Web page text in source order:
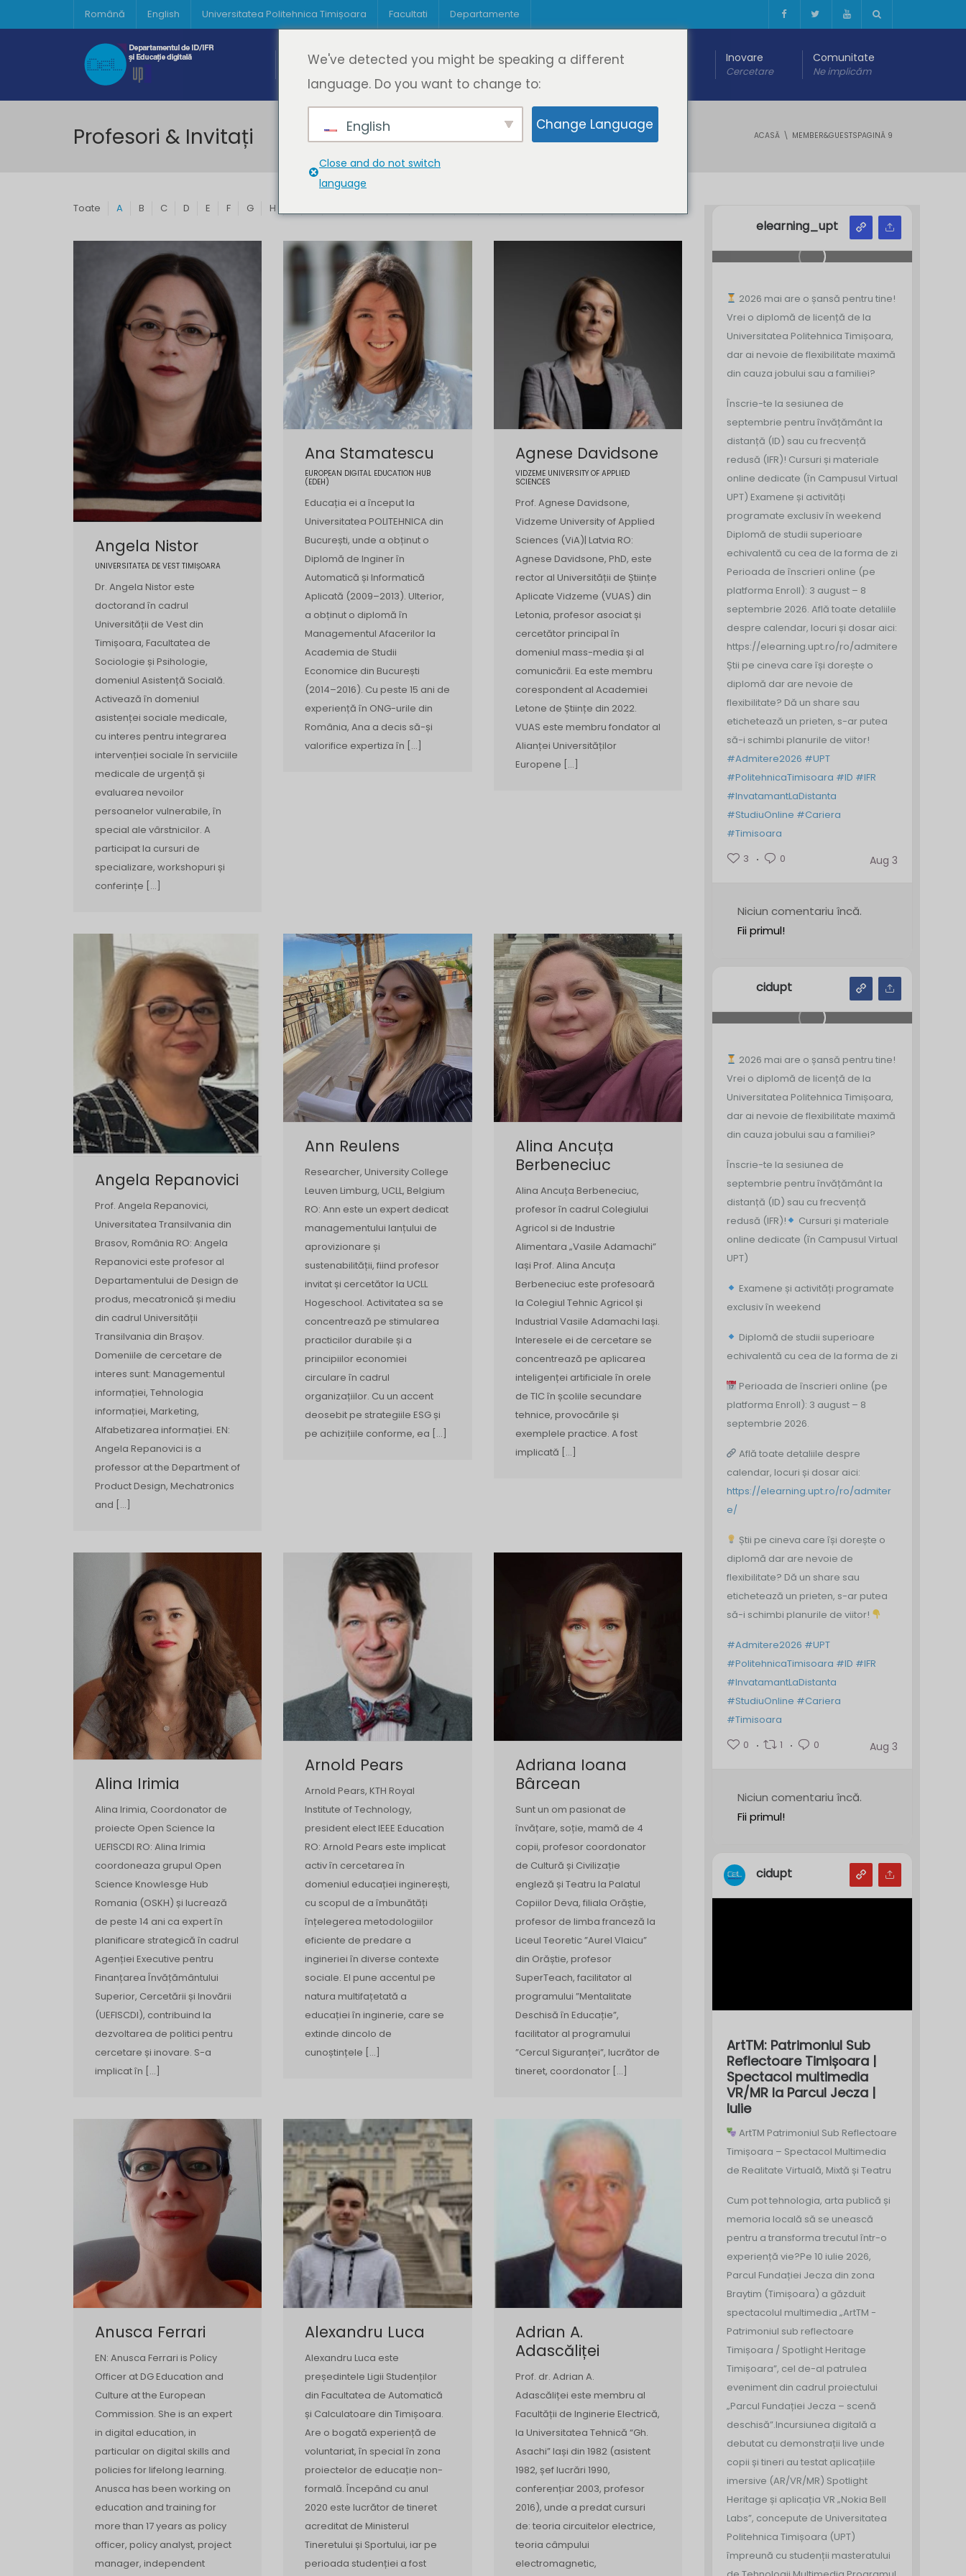
Română English Universitatea Politehnica Timișoara Facultati Departamente
Acasă Despre DeL
Cine suntem
Educație
Oferta de cursuri
Educație digitală Inovare
Cercetare
Comunitate
Ne implicăm
Profesori & Invitați ACASĂ MEMBER&GUESTSPAGINĂ 9
Toate A B C D E F G H
Angela Nistor
UNIVERSITATEA DE VEST TIMIȘOARA
Dr. Angela Nistor este
doctorand în cadrul
Universității de Vest din
Timișoara, Facultatea de
Sociologie și Psihologie,
domeniul Asistență Socială.
Activează în domeniul
asistenței sociale medicale,
cu interes pentru integrarea
intervenției sociale în serviciile
medicale de urgență și
evaluarea nevoilor
persoanelor vulnerabile, în
special ale vârstnicilor. A
participat la cursuri de
specializare, workshopuri și
conferințe […]
Ana Stamatescu
EUROPEAN DIGITAL EDUCATION HUB
(EDEH)
Educația ei a început la
Universitatea POLITEHNICA din
București, unde a obținut o
Diplomă de Inginer în
Automatică și Informatică
Aplicată (2009–2013). Ulterior,
a obținut o diplomă în
Managementul Afacerilor la
Academia de Studii
Economice din București
(2014–2016). Cu peste 15 ani de
experiență în ONG-urile din
România, Ana a decis să-și
valorifice expertiza în […]
Agnese Davidsone
VIDZEME UNIVERSITY OF APPLIED
SCIENCES
Prof. Agnese Davidsone,
Vidzeme University of Applied
Sciences (ViA)| Latvia RO:
Agnese Davidsone, PhD, este
rector al Universității de Științe
Aplicate Vidzeme (VUAS) din
Letonia, profesor asociat și
cercetător principal în
domeniul mass-media și al
comunicării. Ea este membru
corespondent al Academiei
Letone de Științe din 2022.
VUAS este membru fondator al
Alianței Universităților
Europene […]
Angela Repanovici
Prof. Angela Repanovici,
Universitatea Transilvania din
Brasov, România RO: Angela
Repanovici este profesor al
Departamentului de Design de
produs, mecatronică și mediu
din cadrul Universității
Transilvania din Brașov.
Domeniile de cercetare de
interes sunt: Managementul
informației, Tehnologia
informației, Marketing,
Alfabetizarea informației. EN:
Angela Repanovici is a
professor at the Department of
Product Design, Mechatronics
and […]
Ann Reulens
Researcher, University College
Leuven Limburg, UCLL, Belgium
RO: Ann este un expert dedicat
managementului lanțului de
aprovizionare și
sustenabilității, fiind profesor
invitat și cercetător la UCLL
Hogeschool. Activitatea sa se
concentrează pe stimularea
practicilor durabile și a
principiilor economiei
circulare în cadrul
organizațiilor. Cu un accent
deosebit pe strategiile ESG și
pe achizițiile conforme, ea […]
Alina Ancuța
Berbeneciuc
Alina Ancuța Berbeneciuc,
profesor în cadrul Colegiului
Agricol si de Industrie
Alimentara „Vasile Adamachi”
Iași Prof. Alina Ancuța
Berbeneciuc este profesoară
la Colegiul Tehnic Agricol și
Industrial Vasile Adamachi Iași.
Interesele ei de cercetare se
concentrează pe aplicarea
inteligenței artificiale în orele
de TIC în școlile secundare
tehnice, provocările și
exemplele practice. A fost
implicată […]
Alina Irimia
Alina Irimia, Coordonator de
proiecte Open Science la
UEFISCDI RO: Alina Irimia
coordoneaza grupul Open
Science Knowlesge Hub
Romania (OSKH) și lucrează
de peste 14 ani ca expert în
planificare strategică în cadrul
Agenției Executive pentru
Finanțarea Învățământului
Superior, Cercetării și Inovării
(UEFISCDI), contribuind la
dezvoltarea de politici pentru
cercetare și inovare. S-a
implicat în […]
Arnold Pears
Arnold Pears, KTH Royal
Institute of Technology,
president elect IEEE Education
RO: Arnold Pears este implicat
activ în cercetarea în
domeniul educației inginerești,
cu scopul de a îmbunătăți
înțelegerea metodologiilor
eficiente de predare a
ingineriei în diverse contexte
sociale. El pune accentul pe
natura multifațetată a
educației în inginerie, care se
extinde dincolo de
cunoștințele […]
Adriana Ioana
Bârcean
Sunt un om pasionat de
învățare, soție, mamă de 4
copii, profesor coordonator
de Cultură și Civilizație
engleză și Teatru la Palatul
Copiilor Deva, filiala Orăștie,
profesor de limba franceză la
Liceul Teoretic ”Aurel Vlaicu”
din Orăștie, profesor
SuperTeach, facilitator al
programului ”Mentalitate
Deschisă în Educație”,
facilitator al programului
”Cercul Siguranței”, lucrător de
tineret, coordonator […]
Anusca Ferrari
EN: Anusca Ferrari is Policy
Officer at DG Education and
Culture at the European
Commission. She is an expert
in digital education, in
particular on digital skills and
policies for lifelong learning.
Anusca has been working on
education and training for
more than 17 years as policy
officer, policy analyst, project
manager, independent
Alexandru Luca
Alexandru Luca este
președintele Ligii Studenților
din Facultatea de Automatică
și Calculatoare din Timișoara.
Are o bogată experiență de
voluntariat, în special în zona
proiectelor de educație non-
formală. Începând cu anul
2020 este lucrător de tineret
acreditat de Ministerul
Tineretului și Sportului, iar pe
perioada studenției a fost
Adrian A.
Adascăliței
Prof. dr. Adrian A.
Adascăliței este membru al
Facultății de Inginerie Electrică,
la Universitatea Tehnică “Gh.
Asachi” Iași din 1982 (asistent
1982, șef lucrări 1990,
conferențiar 2003, profesor
2016), unde a predat cursuri
de: teoria circuitelor electrice,
teoria câmpului
electromagnetic,
elearning_upt
2026 mai are o șansă pentru tine!
Vrei o diplomă de licență de la
Universitatea Politehnica Timișoara,
dar ai nevoie de flexibilitate maximă
din cauza jobului sau a familiei?
Înscrie-te la sesiunea de
septembrie pentru învățământ la
distanță (ID) sau cu frecvență
redusă (IFR)! Cursuri și materiale
online dedicate (în Campusul Virtual
UPT) Examene și activități
programate exclusiv în weekend
Diplomă de studii superioare
echivalentă cu cea de la forma de zi
Perioada de înscrieri online (pe
platforma Enroll): 3 august – 8
septembrie 2026. Află toate detaliile
despre calendar, locuri și dosar aici:
https://elearning.upt.ro/ro/admitere/
Știi pe cineva care își dorește o
diplomă dar are nevoie de
flexibilitate? Dă un share sau
etichetează un prieten, s-ar putea
să-i schimbi planurile de viitor!
#Admitere2026 #UPT
#PolitehnicaTimisoara #ID #IFR
#InvatamantLaDistanta
#StudiuOnline #Cariera
#Timisoara
3
0 Aug 3
Niciun comentariu încă.
Fii primul!
cidupt
2026 mai are o șansă pentru tine!
Vrei o diplomă de licență de la
Universitatea Politehnica Timișoara,
dar ai nevoie de flexibilitate maximă
din cauza jobului sau a familiei?
Înscrie-te la sesiunea de
septembrie pentru învățământ la
distanță (ID) sau cu frecvență
redusă (IFR)!
Cursuri și materiale
online dedicate (în Campusul Virtual
UPT)
Examene și activități programate
exclusiv în weekend
Diplomă de studii superioare
echivalentă cu cea de la forma de zi
Perioada de înscrieri online (pe
platforma Enroll): 3 august – 8
septembrie 2026.
Află toate detaliile despre
calendar, locuri și dosar aici:
https://elearning.upt.ro/ro/admiter
e/
Știi pe cineva care își dorește o
diplomă dar are nevoie de
flexibilitate? Dă un share sau
etichetează un prieten, s-ar putea
să-i schimbi planurile de viitor!
#Admitere2026 #UPT
#PolitehnicaTimisoara #ID #IFR
#InvatamantLaDistanta
#StudiuOnline #Cariera
#Timisoara
0
1 0 Aug 3
Niciun comentariu încă.
Fii primul!
cidupt
ArtTM: Patrimoniul Sub
Reflectoare Timișoara |
Spectacol multimedia
VR/MR la Parcul Jecza |
Iulie
ArtTM Patrimoniul Sub Reflectoare
Timișoara – Spectacol Multimedia
de Realitate Virtuală, Mixtă și Teatru
Cum pot tehnologia, arta publică și
memoria locală să se unească
pentru a transforma trecutul într-o
experiență vie?Pe 10 iulie 2026,
Parcul Fundației Jecza din zona
Braytim (Timișoara) a găzduit
spectacolul multimedia „ArtTM -
Patrimoniul sub reflectoare
Timișoara / Spotlight Heritage
Timișoara”, cel de-al patrulea
eveniment din cadrul proiectului
„Parcul Fundației Jecza – scenă
deschisă”.Incursiunea digitală a
debutat cu demonstrații live unde
copii și tineri au testat aplicațiile
imersive (AR/VR/MR) Spotlight
Heritage și aplicația VR „Nokia Bell
Labs”, concepute de Universitatea
Politehnica Timișoara (UPT)
împreună cu studenții masteratului
We've detected you might be speaking a different
language. Do you want to change to:
English Change Language
Close and do not switch
language